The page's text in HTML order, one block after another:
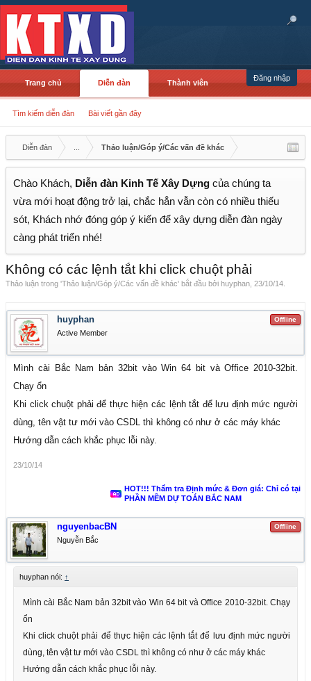
Đăng nhập
Trang chủ Diễn đàn
Tìm kiếm diễn đàn Bài viết gần đây
Thành viên
Diễn đàn Thảo luận/Góp ý/Các vấn đề khác
Chào Khách, Diễn đàn Kinh Tế Xây Dựng của chúng ta
vừa mới hoạt động trở lại, chắc hẳn vẫn còn có nhiều thiếu
sót, Khách nhớ đóng góp ý kiến để xây dựng diễn đàn ngày
càng phát triển nhé!
Không có các lệnh tắt khi click chuột phải
Thảo luận trong 'Thảo luận/Góp ý/Các vấn đề khác' bắt đầu bởi huyphan 23/10/14
Offline
huyphan
Active Member
Mình cài Bắc Nam bản 32bit vào Win 64 bit và Office 2010-32bit.
Chạy ổn
Khi click chuột phải để thực hiện các lệnh tắt để lưu định mức người
dùng, tên vật tư mới vào CSDL thì không có như ở các máy khác
Hướng dẫn cách khắc phục lỗi này.
23/10/14
HOT!!! Thẩm tra Định mức & Đơn giá: Chỉ có tại
PHẦN MỀM DỰ TOÁN BẮC NAM
Offline
nguyenbacBN
Nguyễn Bắc
huyphan nói: ↑
Mình cài Bắc Nam bản 32bit vào Win 64 bit và Office 2010-32bit. Chạy
ổn
Khi click chuột phải để thực hiện các lệnh tắt để lưu định mức người
dùng, tên vật tư mới vào CSDL thì không có như ở các máy khác
Hướng dẫn cách khắc phục lỗi này.